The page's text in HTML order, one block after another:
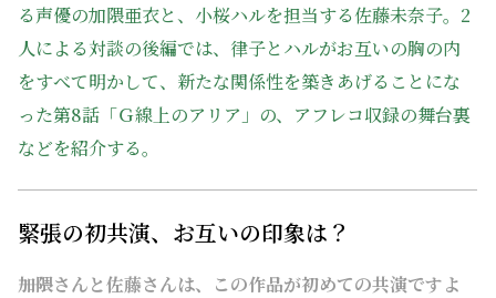
る声優の加隈亜衣と、小桜ハルを担当する佐藤未奈子。2
人による対談の後編では、律子とハルがお互いの胸の内
をすべて明かして、新たな関係性を築きあげることにな
った第8話「Ｇ線上のアリア」の、アフレコ収録の舞台裏
などを紹介する。
緊張の初共演、お互いの印象は？
――加隈さんと佐藤さんは、この作品が初めての共演ですよ